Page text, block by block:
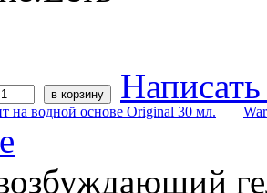
на водной основе Original 30 мл.